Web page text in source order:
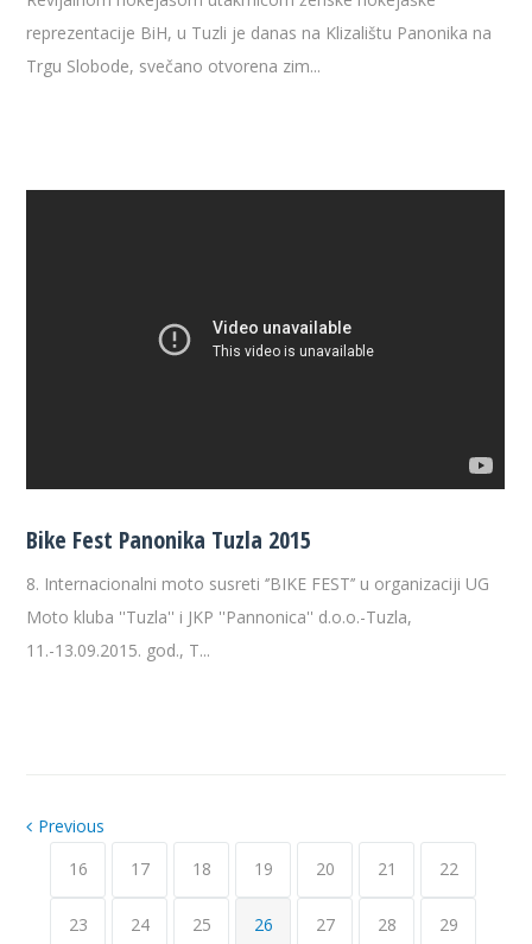
reprezentacije BiH, u Tuzli je danas na Klizalištu Panonika na
Trgu Slobode, svečano otvorena zim...
Bike Fest Panonika Tuzla 2015
8. Internacionalni moto susreti ‘’BIKE FEST’’ u organizaciji UG
Moto kluba ''Tuzla'' i JKP ''Pannonica'' d.o.o.-Tuzla,
11.-13.09.2015. god., T...
Previous
16
17 18 19 20 21 22
23 24 25 26 27 28 29